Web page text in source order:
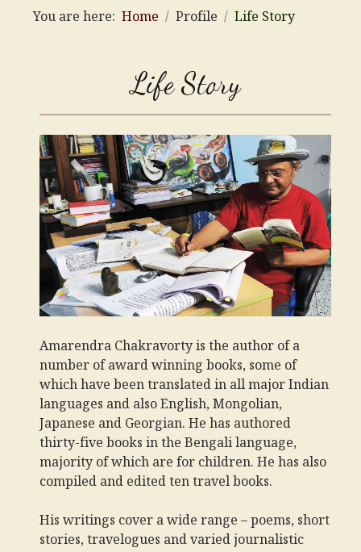
You are here: Home Profile Life Story
Life Story
Amarendra Chakravorty is the author of a
number of award winning books, some of
which have been translated in all major Indian
languages and also English, Mongolian,
Japanese and Georgian. He has authored
thirty-five books in the Bengali language,
majority of which are for children. He has also
compiled and edited ten travel books.
His writings cover a wide range – poems, short
stories, travelogues and varied journalistic